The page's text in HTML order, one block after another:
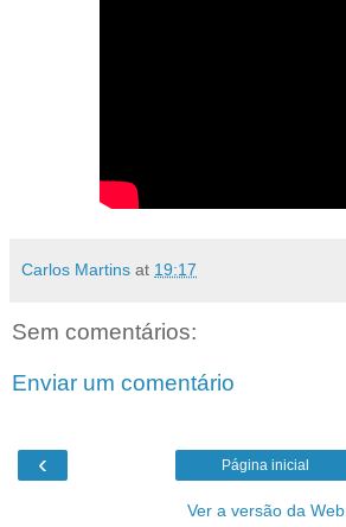
Carlos Martins at 19:17
Sem comentários:
Enviar um comentário
‹ Página inicial
Ver a versão da Web